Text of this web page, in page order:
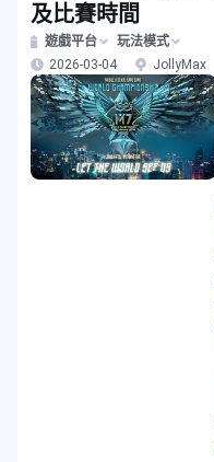
及比賽時間
遊戲平台
玩法模式
2026-03-04
JollyMax